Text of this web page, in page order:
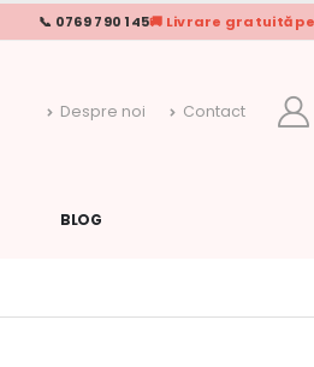
📞 0769 790 145🚚 Livrare gratuită
Despre noi Contact
BLOG